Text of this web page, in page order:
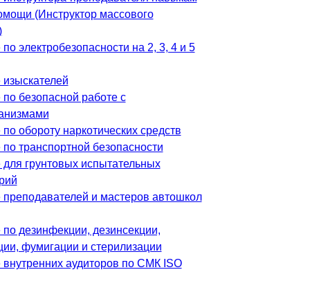
(Инструктор массового
электробезопасности на 2, 3, 4 и 5
безопасной работе с
обороту наркотических средств
транспортной безопасности
грунтовых испытательных
и мастеров автошкол
дезинфекции, дезинсекции,
фумигации и стерилизации
аудиторов по СМК ISO